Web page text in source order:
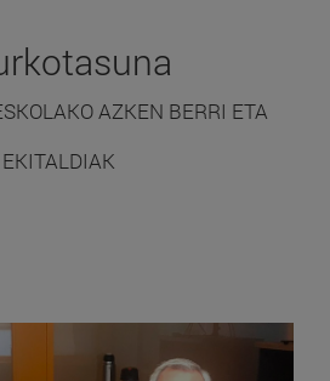
AZKEN BERRI ETA
EKITALDIAK